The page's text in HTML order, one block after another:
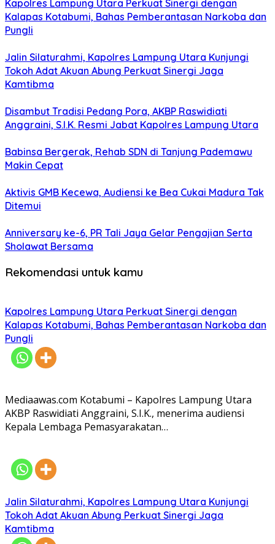
Kapolres Lampung Utara Perkuat Sinergi dengan
Kalapas Kotabumi, Bahas Pemberantasan Narkoba dan
Pungli
Jalin Silaturahmi, Kapolres Lampung Utara Kunjungi
Tokoh Adat Akuan Abung Perkuat Sinergi Jaga
Kamtibma
Disambut Tradisi Pedang Pora, AKBP Raswidiati
Anggraini, S.I.K. Resmi Jabat Kapolres Lampung Utara
Babinsa Bergerak, Rehab SDN di Tanjung Pademawu
Makin Cepat
Aktivis GMB Kecewa, Audiensi ke Bea Cukai Madura Tak
Ditemui
Anniversary ke-6, PR Tali Jaya Gelar Pengajian Serta
Sholawat Bersama
Rekomendasi untuk kamu
Kapolres Lampung Utara Perkuat Sinergi dengan
Kalapas Kotabumi, Bahas Pemberantasan Narkoba dan
Pungli
Mediaawas.com Kotabumi – Kapolres Lampung Utara
AKBP Raswidiati Anggraini, S.I.K., menerima audiensi
Kepala Lembaga Pemasyarakatan…
Jalin Silaturahmi, Kapolres Lampung Utara Kunjungi
Tokoh Adat Akuan Abung Perkuat Sinergi Jaga
Kamtibma